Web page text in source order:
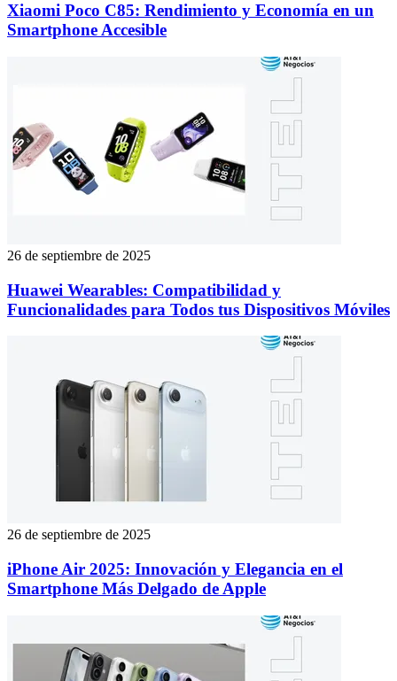
Xiaomi Poco C85: Rendimiento y Economía en un
Smartphone Accesible
26 de septiembre de 2025
Huawei Wearables: Compatibilidad y
Funcionalidades para Todos tus Dispositivos Móviles
26 de septiembre de 2025
iPhone Air 2025: Innovación y Elegancia en el
Smartphone Más Delgado de Apple